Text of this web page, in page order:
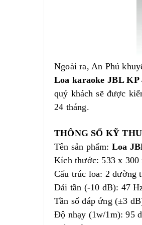
Ngoài ra, An Phú
Loa karaoke JBL KP
quý khách sẽ được
24 tháng.
THÔNG SỐ KỸ
Tên sản phẩm: Loa
Kích thước: 533 x 300
Cấu trúc loa: 2 đường
Dải tần (-10 dB): 47
Tần số đáp ứng (±3
Độ nhạy (1w/1m): 95